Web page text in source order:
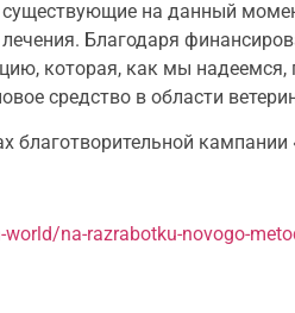
на данный
Благодаря
которая, как мы
средство в области
кампании
na-razrabotku-novogo-